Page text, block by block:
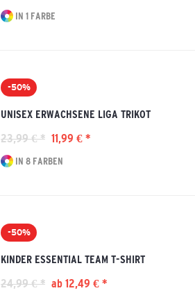
IN 1 FARBE
-50%
UNISEX ERWACHSENE LIGA TRIKOT
23,99 € * 11,99 € *
IN 8 FARBEN
-50%
KINDER ESSENTIAL TEAM T-SHIRT
24,99 € * ab 12,49 € *